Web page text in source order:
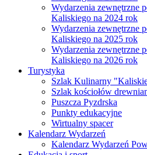
Wydarzenia zewnętrzne
Kaliskiego na 2024 rok
Wydarzenia zewnętrzne
Kaliskiego na 2025 rok
Wydarzenia zewnętrzne
Kaliskiego na 2026 rok
Turystyka
Szlak Kulinarny
Szlak kościołów
Puszcza Pyzdrska
Punkty edukacyjne
Wirtualny spacer
Kalendarz Wydarzeń
Kalendarz Wydarzeń